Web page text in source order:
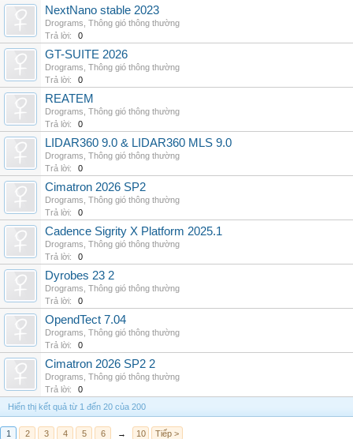
NextNano stable 2023
Drograms Thông gió thông thường
Trả lời:
0
GT-SUITE 2026
Drograms Thông gió thông thường
Trả lời:
0
REATEM
Drograms Thông gió thông thường
Trả lời:
0
LIDAR360 9.0 & LIDAR360 MLS 9.0
Drograms Thông gió thông thường
Trả lời:
0
Cimatron 2026 SP2
Drograms Thông gió thông thường
Trả lời:
0
Cadence Sigrity X Platform 2025.1
Drograms Thông gió thông thường
Trả lời:
0
Dyrobes 23 2
Drograms Thông gió thông thường
Trả lời:
0
OpendTect 7.04
Drograms Thông gió thông thường
Trả lời:
0
Cimatron 2026 SP2 2
Drograms Thông gió thông thường
Trả lời:
0
Hiển thị kết quả từ 1 đến 20 của 200
1 2 3 4 5 6 → 10 Tiếp >